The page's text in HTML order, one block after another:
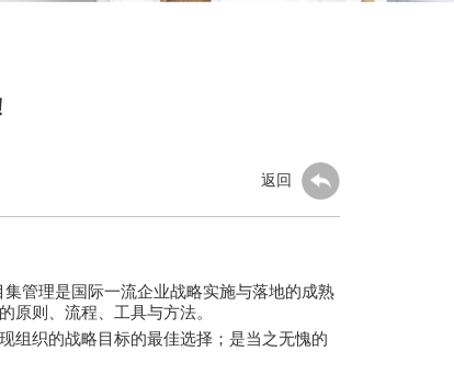
返回
管理是国际一流企业战略实施与落地的成熟
则、流程、工具与方法。
组织的战略目标的最佳选择；是当之无愧的